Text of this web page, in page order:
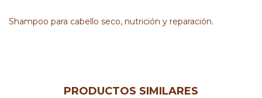
Shampoo para cabello seco, nutrición y reparación.
PRODUCTOS SIMILARES